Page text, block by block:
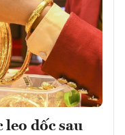
dốc sau